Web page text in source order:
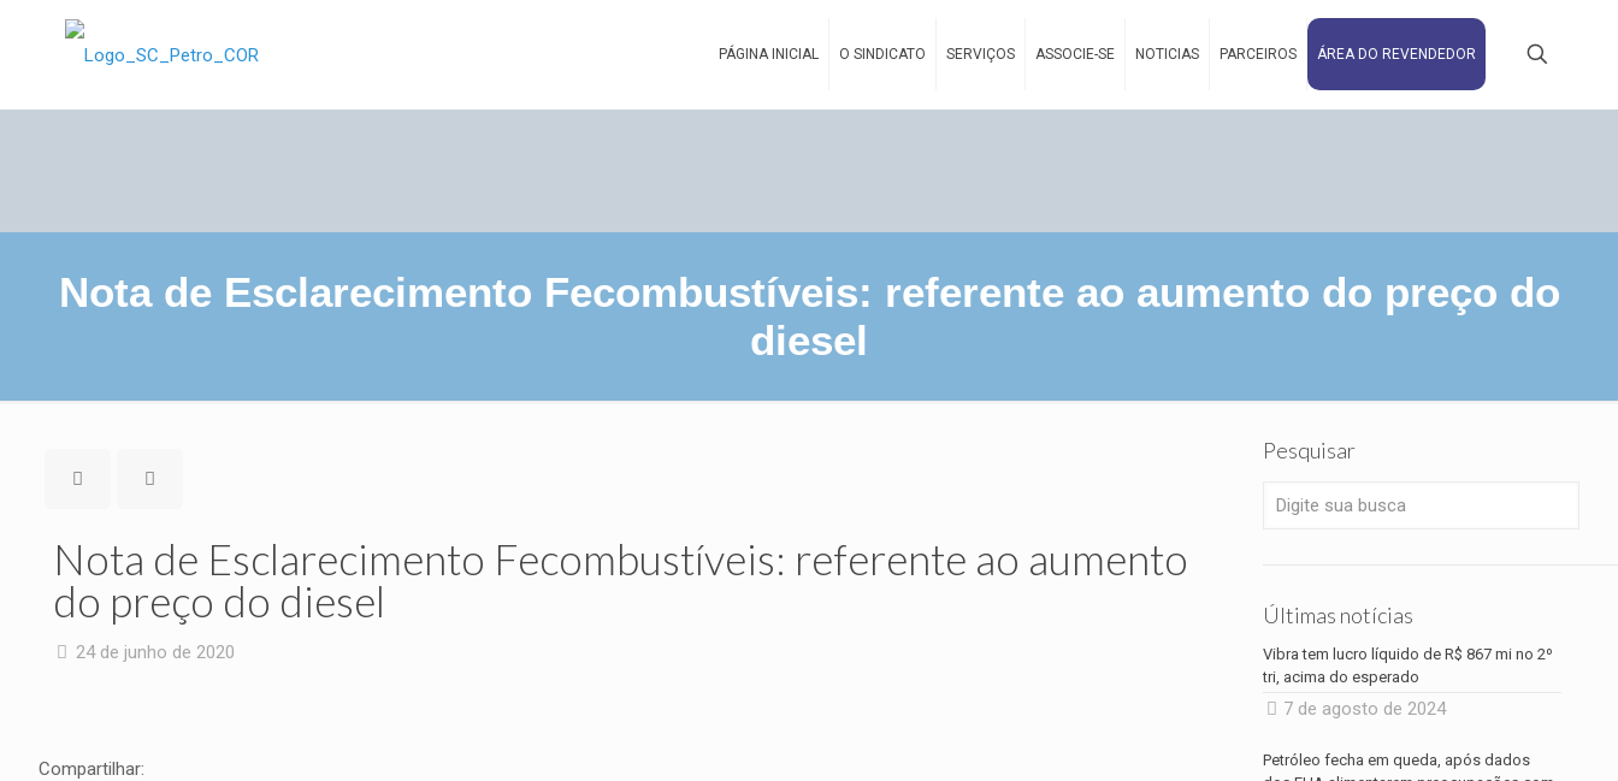
PÁGINA INICIAL O SINDICATO SERVIÇOS ASSOCIE-SE NOTICIAS PARCEIROS ÁREA DO REVENDEDOR
Nota de Esclarecimento Fecombustíveis: referente ao aumento do preço do
diesel
Nota de Esclarecimento Fecombustíveis: referente ao aumento
do preço do diesel
24 de junho de 2020
Compartilhar:
Pesquisar
Últimas notícias
Vibra tem lucro líquido de R$ 867 mi no 2º
tri, acima do esperado
7 de agosto de 2024
Petróleo fecha em queda, após dados